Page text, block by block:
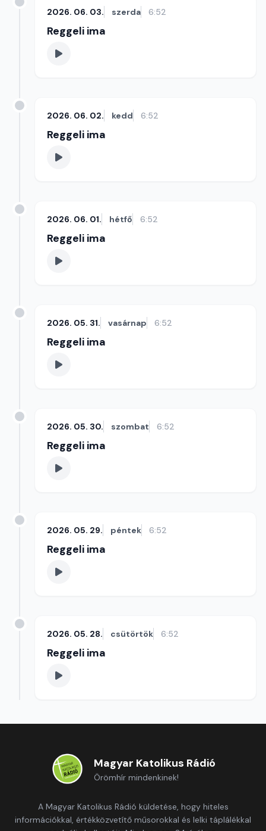
2026. 06. 03. szerda 6:52
Reggeli ima
2026. 06. 02. kedd 6:52
Reggeli ima
2026. 06. 01. hétfő 6:52
Reggeli ima
2026. 05. 31. vasárnap 6:52
Reggeli ima
2026. 05. 30. szombat 6:52
Reggeli ima
2026. 05. 29. péntek 6:52
Reggeli ima
2026. 05. 28. csütörtök 6:52
Reggeli ima
Magyar Katolikus Rádió
Örömhír mindenkinek!
A Magyar Katolikus Rádió küldetése, hogy hiteles
információkkal, értékközvetítő műsorokkal és lelki táplálékkal